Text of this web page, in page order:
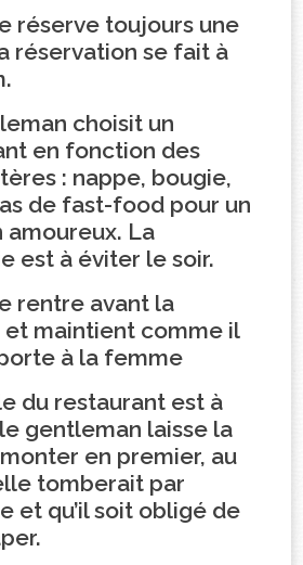
réserve toujours une
réservation se fait à
choisit un
en fonction des
: nappe, bougie,
de fast-food pour un
amoureux. La
est à éviter le soir.
rentre avant la
maintient comme il
à la femme
du restaurant est à
le gentleman laisse la
en premier, au
tomberait par
et qu’il soit obligé de